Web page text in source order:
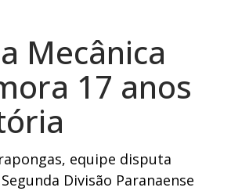
Mecânica
17 anos
equipe disputa
Divisão Paranaense